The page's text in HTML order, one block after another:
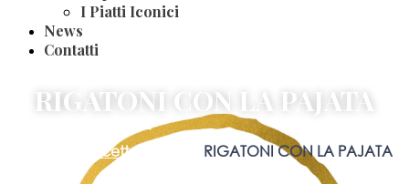
I Piatti Iconici
News
Contatti
RIGATONI CON LA PAJATA
RicetteClassiche RIGATONI CON LA PAJATA